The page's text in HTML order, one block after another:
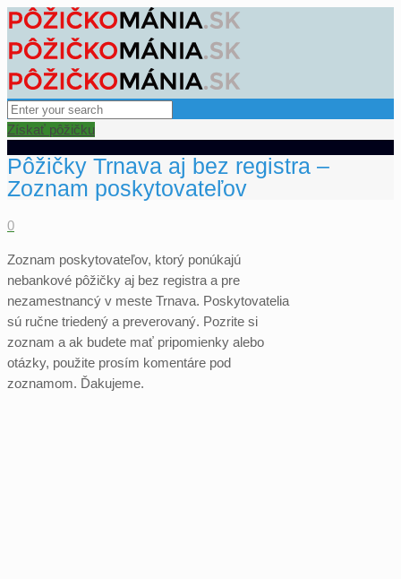
Získať pôžičku
Pôžičky Trnava aj bez registra –
Zoznam poskytovateľov
0
Zoznam poskytovateľov, ktorý ponúkajú
nebankové pôžičky aj bez registra a pre
nezamestnancý v meste Trnava. Poskytovatelia
sú ručne triedený a preverovaný. Pozrite si
zoznam a ak budete mať pripomienky alebo
otázky, použite prosím komentáre pod
zoznamom. Ďakujeme.